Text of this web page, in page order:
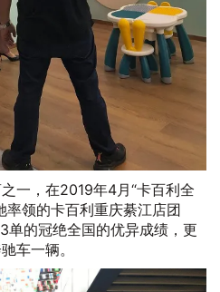
一，在2019年4月“卡百利全
率领的卡百利重庆綦江店团
单的冠绝全国的优异成绩，更
车一辆。